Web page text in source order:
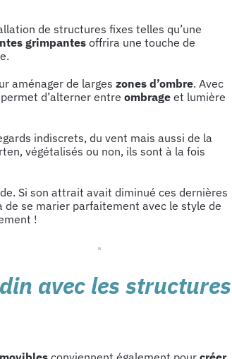
de structures fixes telles qu’une
grimpantes offrira une touche de
aménager de larges zones d’ombre. Avec
d’alterner entre ombrage et lumière
indiscrets, du vent mais aussi de la
végétalisés ou non, ils sont à la fois
Si son attrait avait diminué ces dernières
se marier parfaitement avec le style de
!
avec les structures